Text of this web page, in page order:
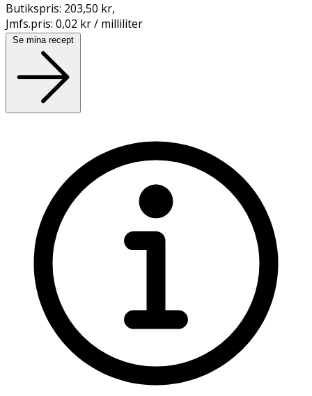
Butikspris: 203,50 kr,
Jmfs.pris: 0,02 kr / milliliter
Se mina recept